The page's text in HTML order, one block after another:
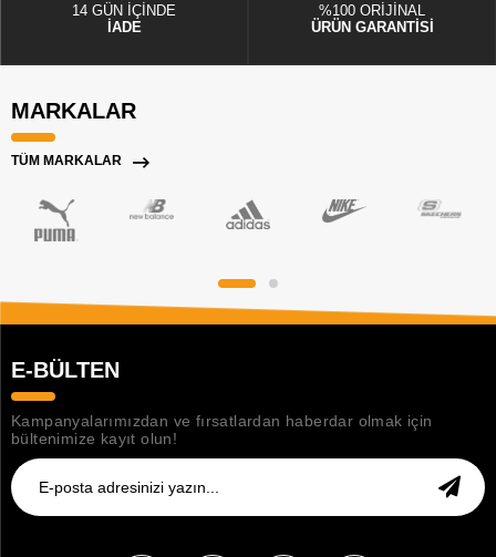
14 GÜN İÇİNDE
İADE
%100 ORİJİNAL
ÜRÜN GARANTİSİ
MARKALAR
TÜM MARKALAR
E-BÜLTEN
Kampanyalarımızdan ve fırsatlardan haberdar olmak için
bültenimize kayıt olun!